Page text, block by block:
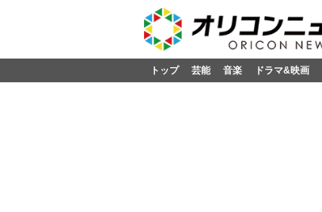
トップ 芸能 音楽 ドラマ&映画